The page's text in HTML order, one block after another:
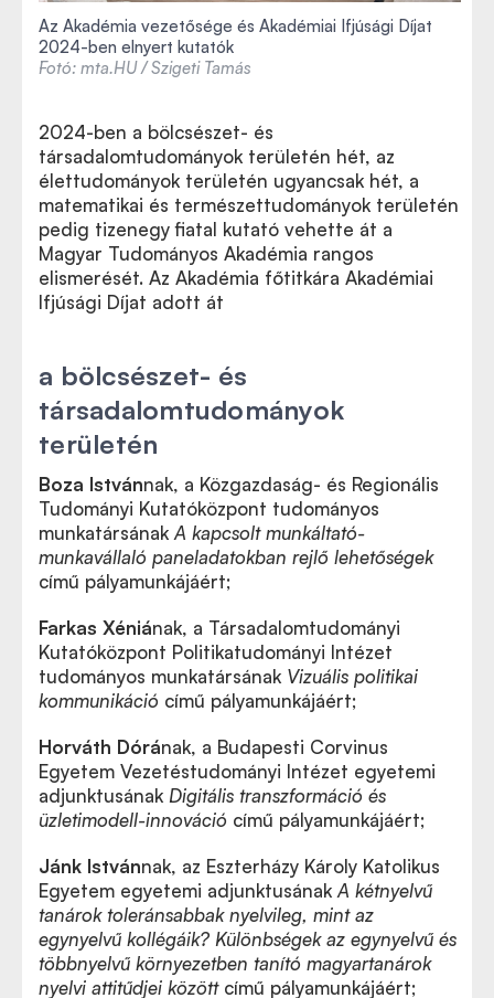
Az Akadémia vezetősége és Akadémiai Ifjúsági Díjat
2024-ben elnyert kutatók
Fotó: mta.HU / Szigeti Tamás
2024-ben a bölcsészet- és
társadalomtudományok területén hét, az
élettudományok területén ugyancsak hét, a
matematikai és természettudományok területén
pedig tizenegy fiatal kutató vehette át a
Magyar Tudományos Akadémia rangos
elismerését. Az Akadémia főtitkára Akadémiai
Ifjúsági Díjat adott át
a bölcsészet- és
társadalomtudományok
területén
Boza Istvánnak, a Közgazdaság- és Regionális
Tudományi Kutatóközpont tudományos
munkatársánakA kapcsolt munkáltató-
munkavállaló paneladatokban rejlő lehetőségek
című pályamunkájáért;
Farkas Xéniának, a Társadalomtudományi
Kutatóközpont Politikatudományi Intézet
tudományos munkatársának Vizuális politikai
kommunikáció című pályamunkájáért;
Horváth Dórának, a Budapesti Corvinus
Egyetem Vezetéstudományi Intézet egyetemi
adjunktusának Digitális transzformáció és
üzletimodell-innováció című pályamunkájáért;
Jánk Istvánnak, az Eszterházy Károly Katolikus
Egyetem egyetemi adjunktusánakA kétnyelvű
tanárok toleránsabbak nyelvileg, mint az
egynyelvű kollégáik? Különbségek az egynyelvű és
többnyelvű környezetben tanító magyartanárok
nyelvi attitűdjei közöttcímű pályamunkájáért;